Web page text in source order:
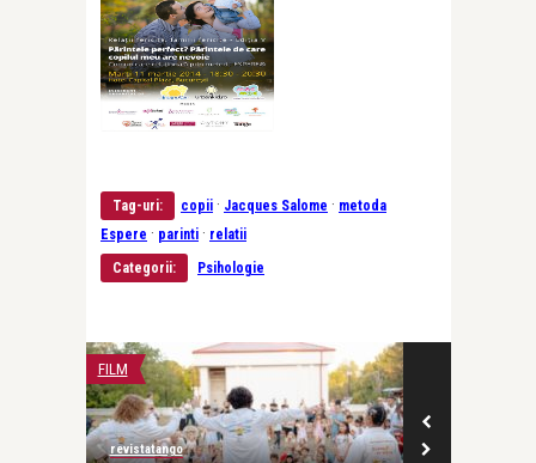
Tag-uri: copii · Jacques Salome · metoda
Espere · parinti · relatii
Categorii:
Psihologie
FILM
revistatango